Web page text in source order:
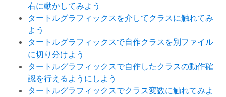
右に動かしてみよう
タートルグラフィックスを介してクラスに触れてみ
よう
タートルグラフィックスで自作クラスを別ファイル
に切り分けよう
タートルグラフィックスで自作したクラスの動作確
認を行えるようにしよう
タートルグラフィックスでクラス変数に触れてみよ